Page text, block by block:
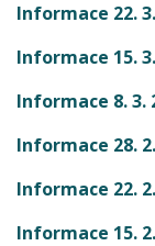
Informace 22.
Informace 15.
Informace 8. 3.
Informace 28.
Informace 22.
Informace 15.